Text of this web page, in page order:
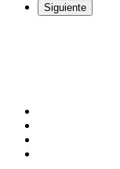
Siguiente